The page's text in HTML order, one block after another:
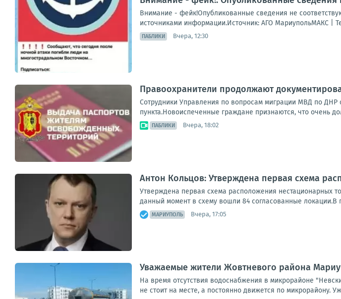
Внимание - фейк!Опубликованные сведения не
источниками информации.Источник: АГО МариупольМАКС |
ПАБЛИКИ Вчера, 12:30
Правоохранители продолжают
Сотрудники Управления по вопросам миграции МВД по
пункта.Новоиспеченные граждане признаются, что очень
ПАБЛИКИ Вчера, 18:02
Антон Кольцов: Утверждена первая схема
Утверждена первая схема расположения нестационарных
данный момент в схему вошли 84 согласованные локации.В
МАРИУПОЛЬ Вчера, 17:05
Уважаемые жители Жовтневого района
На время отсутствия водоснабжения в микрорайоне
не стоит на месте, а постоянно движется по микрорайону.